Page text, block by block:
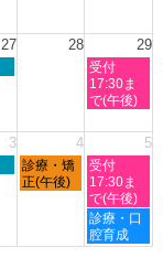
2026
2026
27 28 29
土
曜
日,
月
2026
受付
17:30ま
で(午後)
3 4 5
金
曜
4th
診療・矯
正(午後)
土
曜
日,
9
月
5th
受付
17:30ま
で(午後)
土
曜
日,
診療・口
腔育成